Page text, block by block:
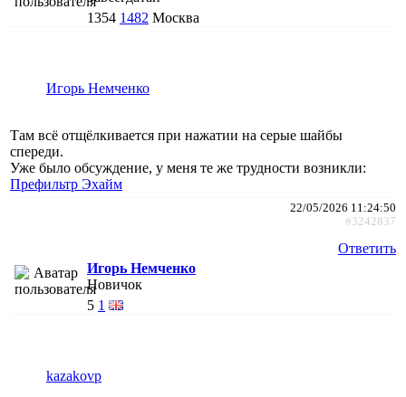
1354 1482 Москва
Игорь Немченко
Там всё отщёлкивается при нажатии на серые шайбы
спереди.
Уже было обсуждение, у меня те же трудности возникли:
Префильтр Эхайм
22/05/2026 11:24:50
#3242837
Ответить
Игорь Немченко
Новичок
5 1
kazakovp